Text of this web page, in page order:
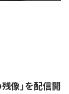
像」を配信開